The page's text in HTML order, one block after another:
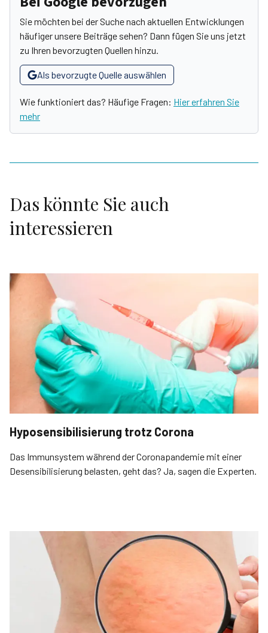
Sie möchten bei der Suche nach aktuellen Entwicklungen
häufiger unsere Beiträge sehen? Dann fügen Sie uns jetzt
zu Ihren bevorzugten Quellen hinzu.
Als bevorzugte Quelle auswählen
Wie funktioniert das? Häufige Fragen: Hier erfahren Sie
mehr
Das könnte Sie auch
interessieren
Hyposensibilisierung trotz Corona
Das Immunsystem während der Coronapandemie mit einer
Desensibilisierung belasten, geht das? Ja, sagen die Experten.